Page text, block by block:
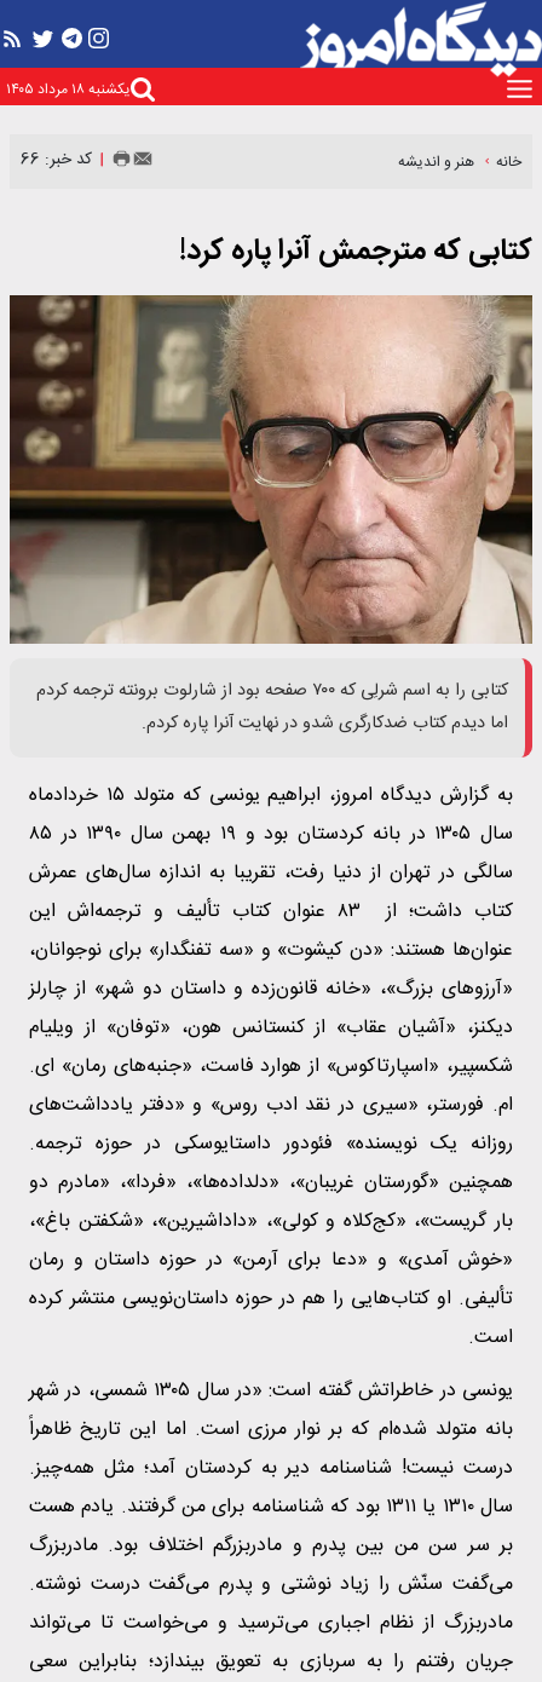
یکشنبه ۱۸ مرداد ۱۴۰۵
خانه هنر و اندیشه کد خبر: 66
کتابی که مترجمش آنرا پاره کرد!
کتابی را به اسم شرلِی که ۷۰۰ صفحه بود از شارلوت برونته ترجمه کردم
اما دیدم کتاب ضدکارگری شدو در نهایت آنرا پاره کردم.
به گزارش دیدگاه امروز، ابراهیم یونسی که متولد ۱۵ خردادماه
سال ۱۳۰۵ در بانه‌ کردستان بود و ۱۹ بهمن سال ۱۳۹۰ در ۸۵
سالگی در تهران از دنیا رفت، تقریبا به اندازه سال‌های عمرش
کتاب داشت؛ از ۸۳ عنوان کتاب تألیف و ترجمه‌اش این
عنوان‌ها هستند: «دن کیشوت» و «سه تفنگدار» برای نوجوانان،
«آرزوهای بزرگ»، «خانه قانون‌زده و داستان دو شهر» از چارلز
دیکنز، «آشیان عقاب» از کنستانس هون، «توفان» از ویلیام
شکسپیر، «اسپارتاکوس» از هوارد فاست، «جنبه‌های رمان» ای.
ام. فورستر، «سیری در نقد ادب روس» و «دفتر یادداشت‌های
روزانه یک نویسنده» فئودور داستایوسکی در حوزه ترجمه.
همچنین «گورستان غریبان»، «دلداده‌ها»، «فردا»، «مادرم دو
بار گریست»، «کج‌کلاه و کولی»، «داداشیرین»، «شکفتن باغ»،
«خوش آمدی» و «دعا برای آرمن» در حوزه داستان و رمان
تألیفی. او کتاب‌هایی را هم در حوزه داستان‌نویسی منتشر کرده
است.
یونسی در خاطراتش گفته است: «در سال ۱۳۰۵ شمسی، در شهر
بانه متولد شده‌ام که بر نوار مرزی است. اما این تاریخ ظاهراً
درست نیست! شناسنامه دیر به کردستان آمد؛ مثل همه‌چیز.
سال ۱۳۱۰ یا ۱۳۱۱ بود که شناسنامه برای من گرفتند. یادم هست
بر سر سن من بین پدرم و مادربزرگم اختلاف بود. مادربزرگ
می‌گفت سنّش را زیاد نوشتی و پدرم می‌گفت درست نوشته.
مادربزرگ از نظام اجباری می‌ترسید و می‌خواست تا می‌تواند
جریان رفتنم را به سربازی به تعویق بیندازد؛ بنابراین سعی